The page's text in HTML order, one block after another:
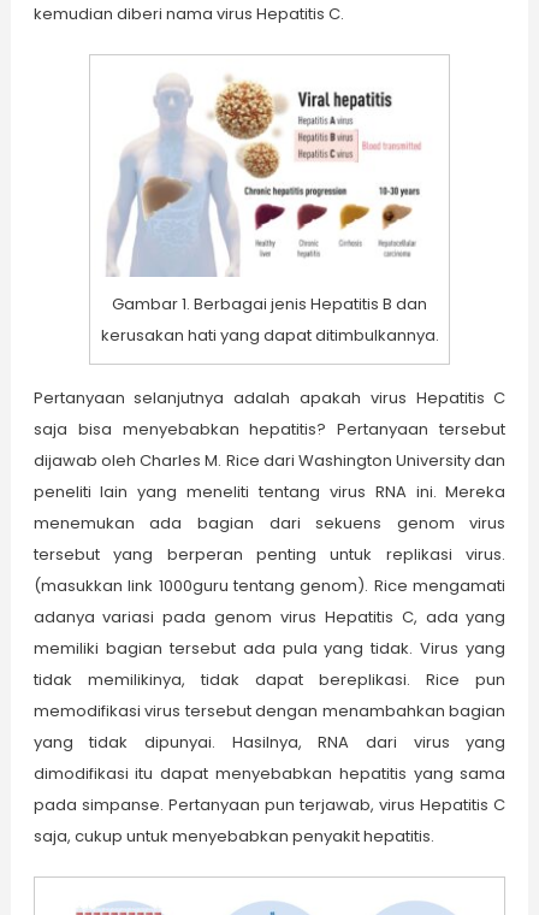
kemudian diberi nama virus Hepatitis C.
Gambar 1. Berbagai jenis Hepatitis B dan
kerusakan hati yang dapat ditimbulkannya.
Pertanyaan selanjutnya adalah apakah virus Hepatitis C
saja bisa menyebabkan hepatitis? Pertanyaan tersebut
dijawab oleh Charles M. Rice dari Washington University dan
peneliti lain yang meneliti tentang virus RNA ini. Mereka
menemukan ada bagian dari sekuens genom virus
tersebut yang berperan penting untuk replikasi virus.
(masukkan link 1000guru tentang genom). Rice mengamati
adanya variasi pada genom virus Hepatitis C, ada yang
memiliki bagian tersebut ada pula yang tidak. Virus yang
tidak memilikinya, tidak dapat bereplikasi. Rice pun
memodifikasi virus tersebut dengan menambahkan bagian
yang tidak dipunyai. Hasilnya, RNA dari virus yang
dimodifikasi itu dapat menyebabkan hepatitis yang sama
pada simpanse. Pertanyaan pun terjawab, virus Hepatitis C
saja, cukup untuk menyebabkan penyakit hepatitis.